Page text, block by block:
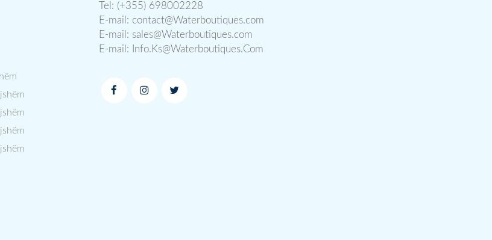
Tel: (+355) 698002228
E-mail: contact@Waterboutiques.com
E-mail: sales@Waterboutiques.com
E-mail:
Info.Ks@Waterboutiques.Com